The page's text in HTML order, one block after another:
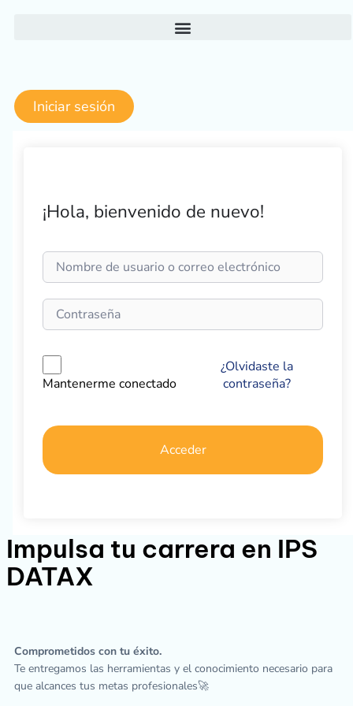
Iniciar sesión
¡Hola, bienvenido de nuevo!
Mantenerme conectado
¿Olvidaste la
contraseña?
Acceder
Impulsa tu carrera en IPS
DATAX
Comprometidos con tu éxito.
Te entregamos las herramientas y el conocimiento necesario para
que alcances tus metas profesionales🚀